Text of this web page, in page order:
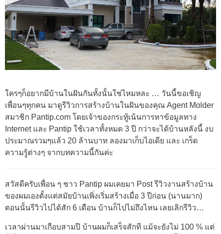
ใครๆก็อยากมีบ้านในฝันกันทั้งนั้นใช่ไหมหละ … วันนี้ขอเชิญ
เพื่อนๆทุกคน มาดูรีวิวการสร้างบ้านในฝันของคุณ Agent Molder
สมาชิก Pantip.com โดยเจ้าของกระทู้เน้นการหาข้อมูลทาง
Internet และ Pantip ใช้เวลาทั้งหมด 3 ปี กว่าจะได้บ้านหลังนี้ งบ
ประมาณรวมๆแล้ว 20 ล้านบาท ลองมาเก็บไอเดีย และ เกร็ด
ความรู้ต่างๆ จากบทความนี้กันค่ะ
สวัสดีครับเพื่อน ๆ ชาว Pantip ผมเคยมา Post รีวิวงานสร้างบ้าน
ของผมเองตั้งแต่สมัยบ้านเพิ่งเริ่มสร้างเมื่อ 3 ปีก่อน (นานมาก)
ตอนนั้นรีวิวไปได้สัก 6 เดือน บ้านก็ไปไม่ถึงไหน เลยเลิกรีวิว…
เวลาผ่านมาเกือบสามปี บ้านผมก็เสร็จสักที แม้จะยังไม่ 100 % แต่